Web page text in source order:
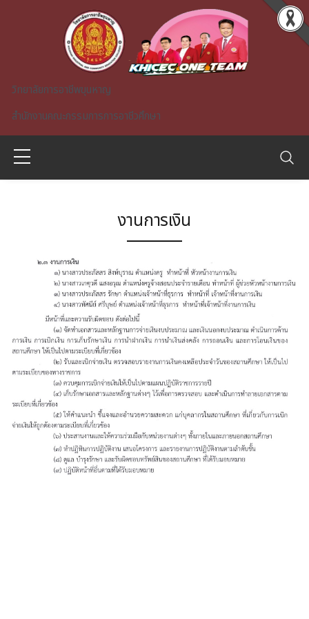
Skip to main content
วิทยาลัยการอาชีพขุนหาญ
สำนักงานคณะกรรมการการอาชีวศึกษา
งานการเงิน